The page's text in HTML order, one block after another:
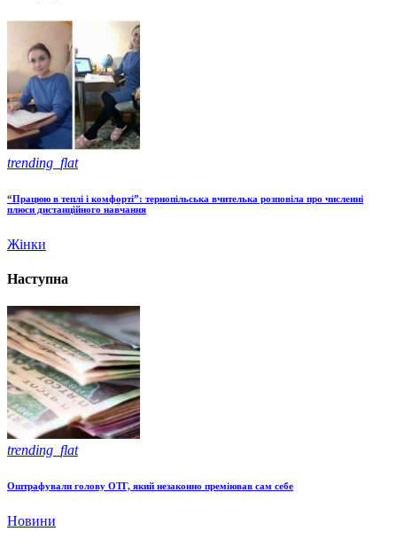
trending_flat
“Працюю в теплі і комфорті”: тернопільська вчителька розповіла про численні
плюси дистанційного навчання
Жінки
Наступна
trending_flat
Оштрафували голову ОТГ, який незаконно преміював сам себе
Новини